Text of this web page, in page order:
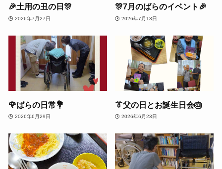
🎉土用の丑の日🎊
2026年7月27日
🎊7月のばらのイベント🎉
2026年7月13日
🌹ばらの日常💐
2026年6月29日
👔父の日とお誕生日会🎂
2026年6月23日